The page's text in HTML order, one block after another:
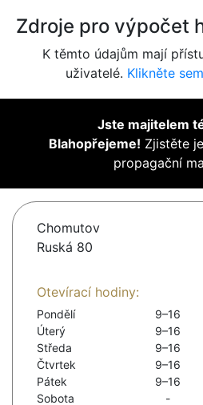
Zdroje pro výpočet
K těmto údajům mají
uživatelé. Klikněte
Jste majitelem
Blahopřejeme! Zjistěte
propagační
Chomutov
Ruská 80
Otevírací hodiny:
Pondělí
9–16
Úterý
9–16
Středa
9–16
Čtvrtek
9–16
Pátek
9–16
Sobota
-